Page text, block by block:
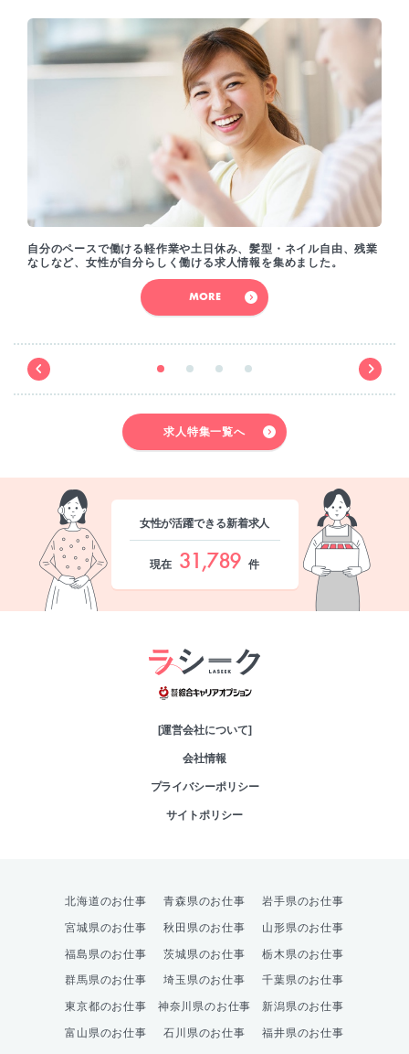
自分のペースで働ける軽作業や土日休み、髪型・ネイル自由、残業
なしなど、女性が自分らしく働ける求人情報を集めました。
MORE
求人特集一覧へ
女性が活躍できる新着求人
現在 31,789 件
[運営会社について]
会社情報
プライバシーポリシー
サイトポリシー
北海道のお仕事 青森県のお仕事 岩手県のお仕事
宮城県のお仕事 秋田県のお仕事 山形県のお仕事
福島県のお仕事 茨城県のお仕事 栃木県のお仕事
群馬県のお仕事 埼玉県のお仕事 千葉県のお仕事
東京都のお仕事 神奈川県のお仕事 新潟県のお仕事
富山県のお仕事 石川県のお仕事 福井県のお仕事